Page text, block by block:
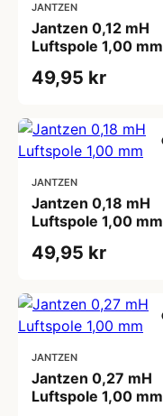
JANTZEN
Jantzen 0,12 mH
Luftspole 1,00 mm
49,95 kr
JANTZEN
Jantzen 0,18 mH
Luftspole 1,00 mm
49,95 kr
JANTZEN
Jantzen 0,27 mH
Luftspole 1,00 mm